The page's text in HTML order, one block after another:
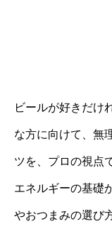
ビールが好きだけ
な方に向けて、無
ツを、プロの視点
エネルギーの基礎
やおつまみの選び